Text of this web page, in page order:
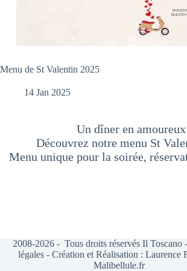
Menu de St Valentin 2025
14 Jan 2025
Un dîner en amoureux
Découvrez notre menu St
Menu unique pour la soirée,
2008-2026 - Tous droits réservés Il Toscano -
légales - Création et Réalisation : Laurence
Malibellule.fr